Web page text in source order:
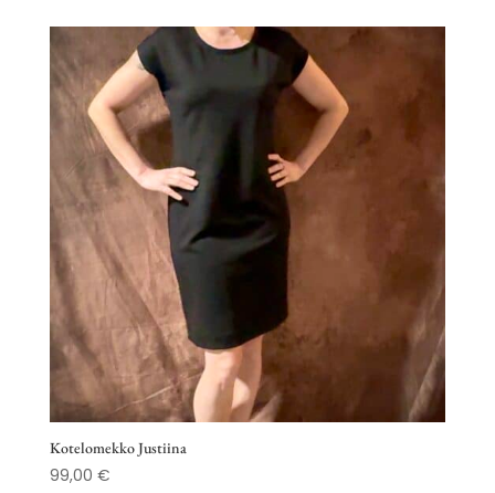
Kotelomekko Justiina
99,00 €